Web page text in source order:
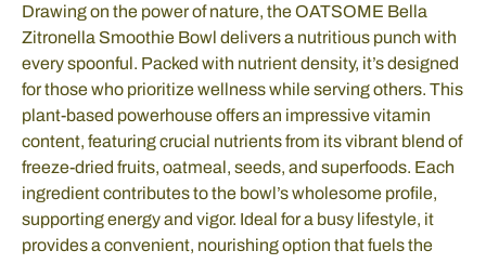
Drawing on the power of nature, the OATSOME Bella
Zitronella Smoothie Bowl delivers a nutritious punch with
every spoonful. Packed with nutrient density, it’s designed
for those who prioritize wellness while serving others. This
plant-based powerhouse offers an impressive vitamin
content, featuring crucial nutrients from its vibrant blend of
freeze-dried fruits, oatmeal, seeds, and superfoods. Each
ingredient contributes to the bowl’s wholesome profile,
supporting energy and vigor. Ideal for a busy lifestyle, it
provides a convenient, nourishing option that fuels the